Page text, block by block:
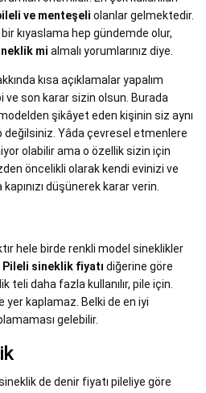
ve menteşeli olanlar gelmektedir.
kıyaslama hep gündemde olur,
mi almalı yorumlarınız diye.
kısa açıklamalar yapalım
ve son karar sizin olsun. Burada
şikâyet eden kişinin siz aynı
değilsiniz. Yâda çevresel etmenlere
olabilir ama o özellik sizin için
öncelikli olarak kendi evinizi ve
düşünerek karar verin.
hele birde renkli model sineklikler
Pileli sineklik fiyatı diğerine göre
teli daha fazla kullanılır, pile için.
yer kaplamaz. Belki de en iyi
gelebilir.
de denir fiyatı pileliye göre